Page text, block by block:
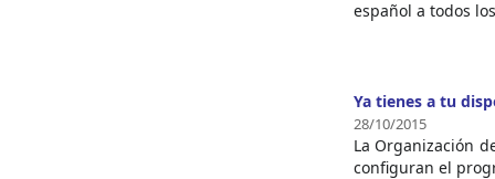
español a todos
Ya tienes a tu
28/10/2015
La Organización
configuran el